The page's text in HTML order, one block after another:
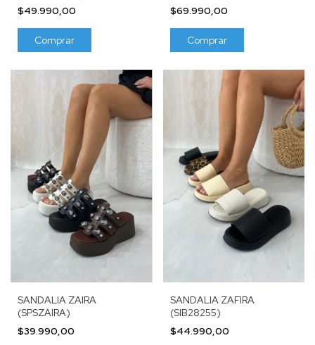
$49.990,00
Comprar
$69.990,00
Comprar
SANDALIA ZAIRA
(SPSZAIRA)
$39.990,00
SANDALIA ZAFIRA
(SIB28255)
$44.990,00